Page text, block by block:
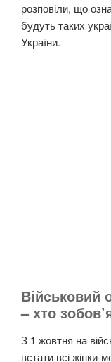
розповіли, що
будуть таких
України.
Військовий
– хто
З 1 жовтня на
встати всі жінки-